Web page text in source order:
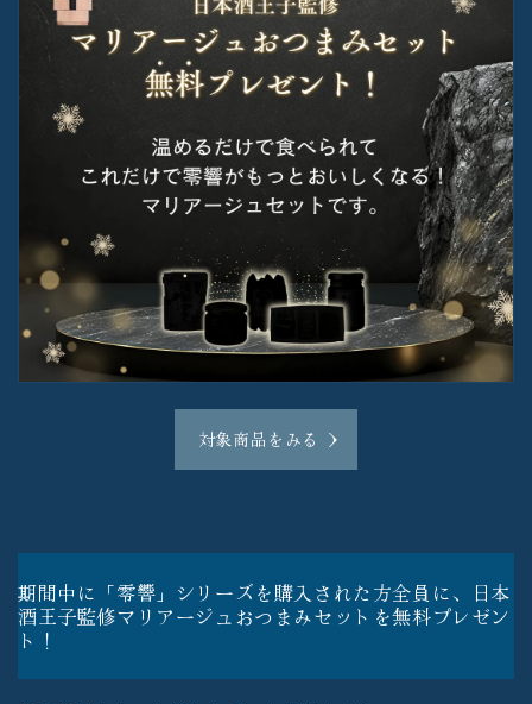
対象商品をみる
期間中に「零響」シリーズを購入された方全員に、日本
酒王子監修マリアージュおつまみセットを無料プレゼン
ト！